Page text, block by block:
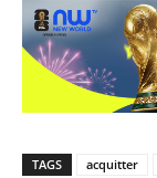
TAGS acquitter